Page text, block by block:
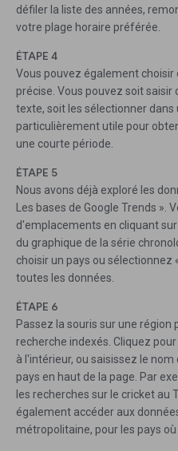
défiler la liste des années,
votre plage horaire préférée.
ÉTAPE 4
Vous pouvez également choisir
précise. Vous pouvez soit saisir
texte, soit les sélectionner dans
particulièrement utile pour
une courte période.
ÉTAPE 5
Nous avons déjà exploré les
Les bases de Google Trends
d'emplacements en cliquant
du graphique de la série
choisir un pays ou sélectionnez
toutes les données.
ÉTAPE 6
Passez la souris sur une région
recherche indexés. Cliquez
à l'intérieur, ou saisissez le
pays en haut de la page. Par
les recherches sur le cricket au
également accéder aux
métropolitaine, pour les pays où